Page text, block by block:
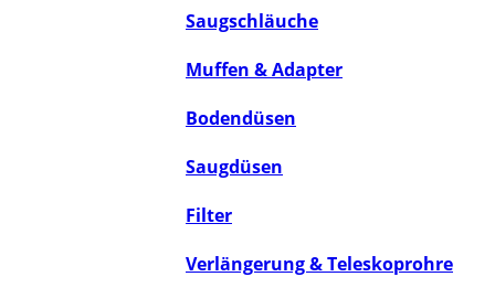
Saugschläuche
Muffen & Adapter
Bodendüsen
Saugdüsen
Filter
Verlängerung & Teleskoprohre